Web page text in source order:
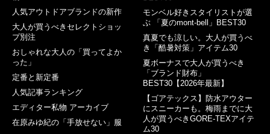
人気アウトドアブランドの新作
大人が買うべきセレクトショッ
プ別注
おしゃれな大人の「買ってよか
った」
定番と新定番
人気記事ランキング
エディター私物 アーカイブ
在原みゆ紀の「手放せない」服
モンベル好きスタイリストが選
ぶ 「夏のmont-bell」BEST30
真夏でも涼しい。大人が買うべ
き「酷暑対策」アイテム30
夏ボーナスで大人が買うべき
「ブランド財布」
BEST30【2026年最新】
【ゴアテックス】防水アウター
にスニーカーも。梅雨までに大
人が買うべきGORE-TEXアイテ
ム30